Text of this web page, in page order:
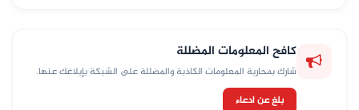
كافح المعلومات المضللة
شارك بمحاربة المعلومات الكاذبة والمضللة على الشبكة بإبلاغك عنها.
بلغ عن ادعاء